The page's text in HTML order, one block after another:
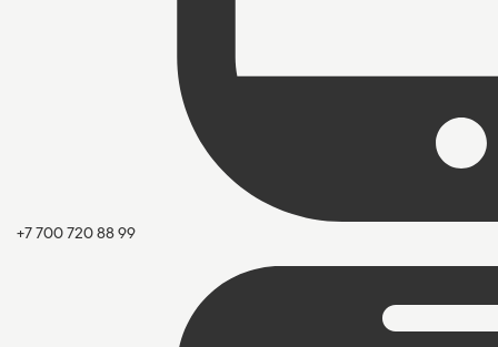
+7 700 720 88 99